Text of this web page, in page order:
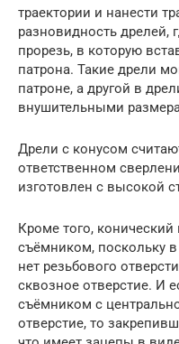
траектории и нанести
разновидность дрелей,
прорезь, в которую
патрона. Такие дрели
патроне, а другой в
внушительными
Дрели с конусом
ответственном
изготовлен с высокой
Кроме того,
съёмником, поскольку
нет резьбового
сквозное отверстие. И
съёмником с
отверстие, то